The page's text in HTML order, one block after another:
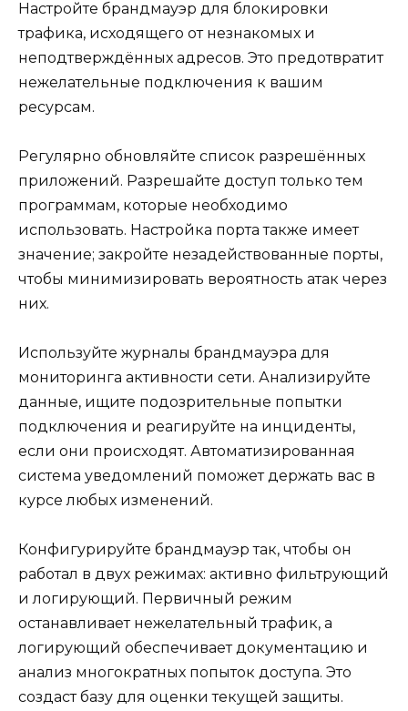
Настройте брандмауэр для блокировки
трафика, исходящего от незнакомых и
неподтверждённых адресов. Это предотвратит
нежелательные подключения к вашим
ресурсам.
Регулярно обновляйте список разрешённых
приложений. Разрешайте доступ только тем
программам, которые необходимо
использовать. Настройка порта также имеет
значение; закройте незадействованные порты,
чтобы минимизировать вероятность атак через
них.
Используйте журналы брандмауэра для
мониторинга активности сети. Анализируйте
данные, ищите подозрительные попытки
подключения и реагируйте на инциденты,
если они происходят. Автоматизированная
система уведомлений поможет держать вас в
курсе любых изменений.
Конфигурируйте брандмауэр так, чтобы он
работал в двух режимах: активно фильтрующий
и логирующий. Первичный режим
останавливает нежелательный трафик, а
логирующий обеспечивает документацию и
анализ многократных попыток доступа. Это
создаст базу для оценки текущей защиты.